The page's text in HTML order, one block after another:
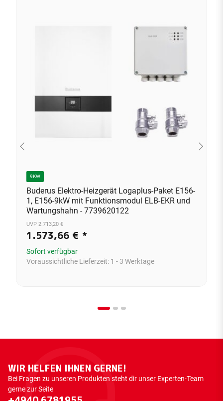
9KW
Buderus Elektro-Heizgerät Logaplus-Paket E156-
1, E156-9kW mit Funktionsmodul ELB-EKR und
Wartungshahn - 7739620122
UVP 2.713,20 €
1.573,66 € *
Sofort verfügbar
Voraussichtliche Lieferzeit: 1 - 3 Werktage
WIR HELFEN IHNEN GERNE!
Bei Fragen zu unseren Produkten steht dir unser Experten-Team
gerne zur Seite